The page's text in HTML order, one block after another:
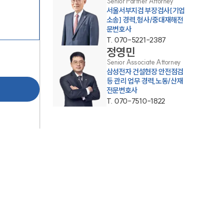
그룹소개
서울서부지검 부장검사[기업
소송] 경력,형사/중대재해전
문변호사
T. 070-5221-2387
정영민
Senior Associate Attorney
삼성전자 건설현장 안전점검
등 관리 업무 경력,노동/산재
전문변호사
T. 070-7510-1822